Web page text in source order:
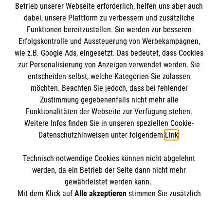
Informationen
Impressum
Datenschutz
Kontakt
Barrierefreiheit
Die Malteser
Malteser in Deutschland
Malteserorden
Sharepoint
Spendenkonto
IBAN: DE78 3706 0120 1201 2168 30
BIC: GENODED1PA7
So finden Sie uns
Betrieb unserer Webseite erforderlich, helfen uns aber auch
dabei, unsere Plattform zu verbessern und zusätzliche
Funktionen bereitzustellen. Sie werden zur besseren
Erfolgskontrolle und Aussteuerung von Werbekampagnen,
wie z.B. Google Ads, eingesetzt. Das bedeutet, dass Cookies
zur Personalisierung von Anzeigen verwendet werden. Sie
entscheiden selbst, welche Kategorien Sie zulassen
möchten. Beachten Sie jedoch, dass bei fehlender
Zustimmung gegebenenfalls nicht mehr alle
Funktionalitäten der Webseite zur Verfügung stehen.
Weitere Infos finden Sie in unseren speziellen Cookie-
Datenschutzhinweisen unter folgendem Link.
Technisch notwendige Cookies können nicht abgelehnt
werden, da ein Betrieb der Seite dann nicht mehr
gewährleistet werden kann.
Mit dem Klick auf Alle akzeptierenstimmen Sie zusätzlich